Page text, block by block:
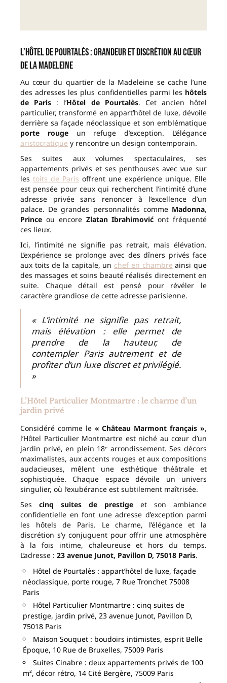
L’Hôtel de Pourtalès : grandeur et discrétion au cœur
de la Madeleine
Au cœur du quartier de la Madeleine se cache l’une
des adresses les plus confidentielles parmi les hôtels
de Paris : l’Hôtel de Pourtalès. Cet ancien hôtel
particulier, transformé en appart’hôtel de luxe, dévoile
derrière sa façade néoclassique et son emblématique
porte rougeun refuge d’exception. L’élégance
aristocratique y rencontre un design contemporain.
Ses suites aux volumes spectaculaires, ses
appartements privés et ses penthouses avec vue sur
les toits de Paris offrent une expérience unique. Elle
est pensée pour ceux qui recherchent l’intimité d’une
adresse privée sans renoncer à l’excellence d’un
palace. De grandes personnalités comme Madonna,
Prince ou encore Zlatan Ibrahimović ont fréquenté
ces lieux.
Ici, l’intimité ne signifie pas retrait, mais élévation.
L’expérience se prolonge avec des dîners privés face
aux toits de la capitale, un chef en chambre ainsi que
des massages et soins beauté réalisés directement en
suite. Chaque détail est pensé pour révéler le
caractère grandiose de cette adresse parisienne.
« L’intimité ne signifie pas retrait,
mais élévation : elle permet de
prendre de la hauteur, de
contempler Paris autrement et de
profiter d’un luxe discret et privilégié.
»
L’Hôtel Particulier Montmartre : le charme d’un
jardin privé
Considéré comme le « Château Marmont français »,
l’Hôtel Particulier Montmartre est niché au cœur d’un
jardin privé, en plein 18ᵉ arrondissement. Ses décors
maximalistes, aux accents rouges et aux compositions
audacieuses, mêlent une esthétique théâtrale et
sophistiquée. Chaque espace dévoile un univers
singulier, où l’exubérance est subtilement maîtrisée.
Ses cinq suites de prestige et son ambiance
confidentielle en font une adresse d’exception parmi
les hôtels de Paris. Le charme, l’élégance et la
discrétion s’y conjuguent pour offrir une atmosphère
à la fois intime, chaleureuse et hors du temps.
L’adresse : 23 avenue Junot, Pavillon D, 75018 Paris.
Hôtel de Pourtalès : appart’hôtel de luxe, façade
néoclassique, porte rouge, 7 Rue Tronchet 75008
Paris
Hôtel Particulier Montmartre : cinq suites de
prestige, jardin privé, 23 avenue Junot, Pavillon D,
75018 Paris
Maison Souquet : boudoirs intimistes, esprit Belle
Époque, 10 Rue de Bruxelles, 75009 Paris
Suites Cinabre : deux appartements privés de 100
m², décor rétro, 14 Cité Bergère, 75009 Paris